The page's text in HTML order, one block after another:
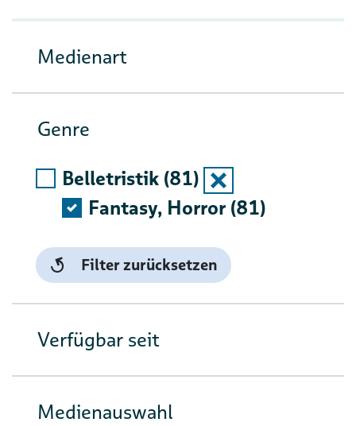
Medienart
Genre
Belletristik (81) Auswahlliste
Fantasy, Horror (81)
Filter zurücksetzen
Verfügbar seit
Medienauswahl